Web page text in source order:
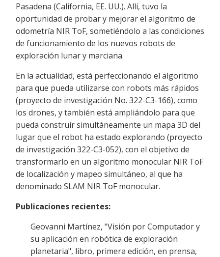
Pasadena (California, EE. UU.). Allí, tuvo la
oportunidad de probar y mejorar el algoritmo de
odometría NIR ToF, sometiéndolo a las condiciones
de funcionamiento de los nuevos robots de
exploración lunar y marciana.
En la actualidad, está perfeccionando el algoritmo
para que pueda utilizarse con robots más rápidos
(proyecto de investigación No. 322-C3-166), como
los drones, y también está ampliándolo para que
pueda construir simultáneamente un mapa 3D del
lugar que el robot ha estado explorando (proyecto
de investigación 322-C3-052), con el objetivo de
transformarlo en un algoritmo monocular NIR ToF
de localización y mapeo simultáneo, al que ha
denominado SLAM NIR ToF monocular.
Publicaciones recientes:
Geovanni Martínez, "Visión por Computador y
su aplicación en robótica de exploración
planetaria", libro, primera edición, en prensa,